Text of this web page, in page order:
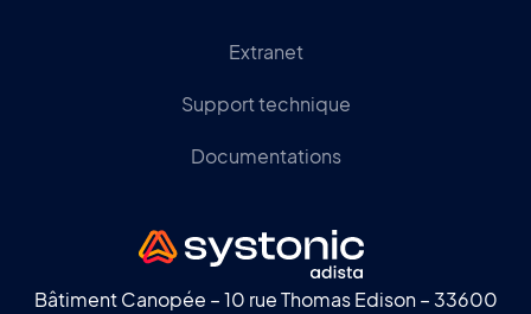
Extranet
Support technique
Documentations
Bâtiment Canopée – 10 rue Thomas Edison – 33600